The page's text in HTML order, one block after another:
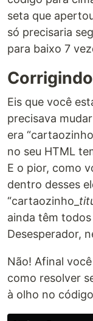
seta que
só precisaria
para baixo 7
Eis que você
precisava
era
no seu HTML
E o pior, como
dentro desses
“cartaozinho_
ainda têm todos
Desesperador,
Não! Afinal
como resolver
à olho no